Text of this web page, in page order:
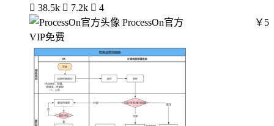
 38.5k  7.2k  4
ProcessOn官方
￥5
VIP免费